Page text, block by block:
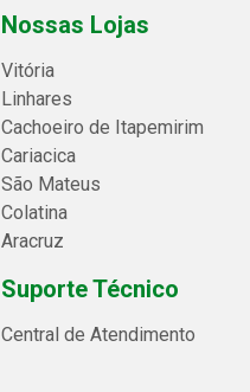
Nossas Lojas
Vitória
Linhares
Cachoeiro de Itapemirim
Cariacica
São Mateus
Colatina
Aracruz
Suporte Técnico
Central de Atendimento